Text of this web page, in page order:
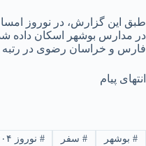
در مدارس بوشهر اسکان داده
فارس و خراسان رضوی در
انتهای پیام
#بوشهر #سفر # نوروز ۱۴۰۴